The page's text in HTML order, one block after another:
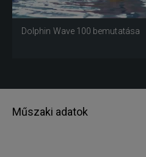
Dolphin Wave 100 bemutatása
Műszaki adatok